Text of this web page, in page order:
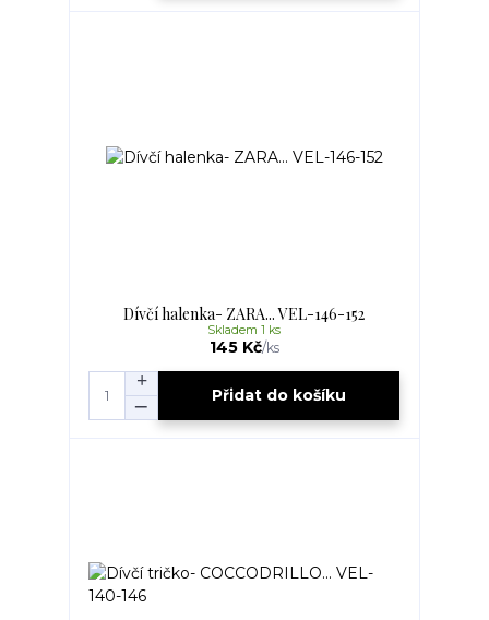
Dívčí halenka- ZARA... VEL-146-152
145 Kč/ks
Skladem 1 ks
Přidat do košíku